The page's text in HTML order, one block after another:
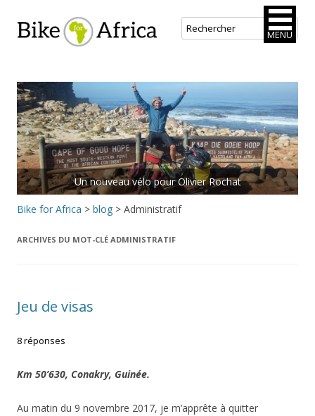
Bike for Africa
au
contenu
principal
Un nouveau vélo pour Olivier Rochat
Rejoins le peloton.
Bike for Africa > blog > Administratif
ARCHIVES DU MOT-CLÉ ADMINISTRATIF
Jeu de visas
8 réponses
Km 50’630, Conakry, Guinée.
Au matin du 9 novembre 2017, je m’apprête à quitter
MENU